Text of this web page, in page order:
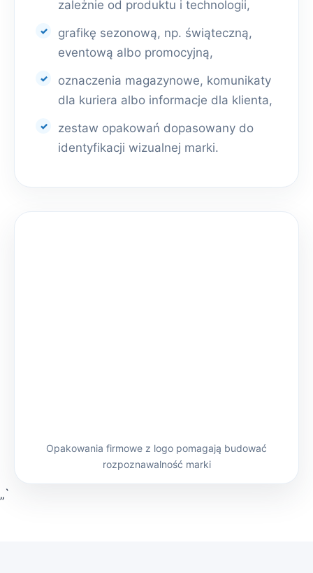
zależnie od produktu i technologii,
grafikę sezonową, np. świąteczną,
eventową albo promocyjną,
oznaczenia magazynowe, komunikaty
dla kuriera albo informacje dla klienta,
zestaw opakowań dopasowany do
identyfikacji wizualnej marki.
Opakowania firmowe z logo pomagają budować
rozpoznawalność marki
„`